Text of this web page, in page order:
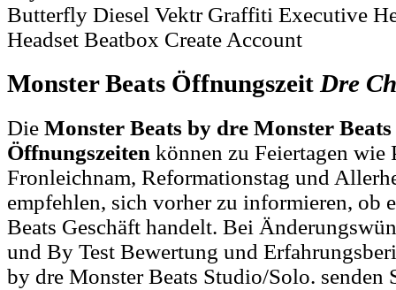
Butterfly Diesel Vektr Graffiti Executive
Headset Beatbox Create Account
Monster Beats ÖffnungszeitDre
Die Monster Beats by dre Monster
Öffnungszeiten können zu Feiertagen wie
Fronleichnam, Reformationstag und
empfehlen, sich vorher zu informieren, ob
Beats Geschäft handelt. Bei
und By Test Bewertung und
by dre Monster Beats Studio/Solo. senden